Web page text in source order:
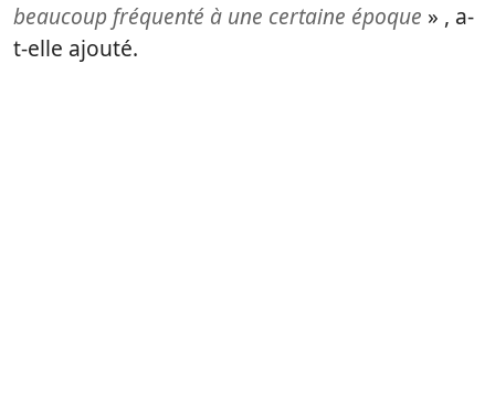
beaucoup fréquenté à une certaine époque » , a-
t-elle ajouté.